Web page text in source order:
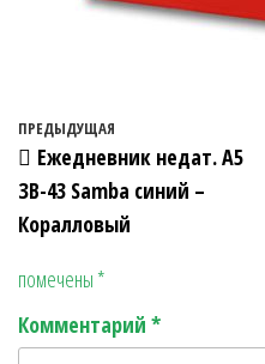
Навигация по
Предыдущая запись
ПРЕДЫДУЩАЯ
Ежедневник недат. А5
ЗВ-43 Samba синий –
Коралловый
помечены *
Комментарий *